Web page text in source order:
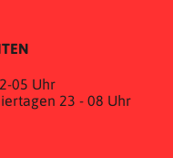
05 Uhr
23 - 08 Uhr